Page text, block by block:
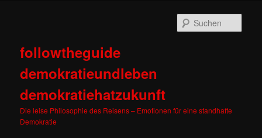
followtheguide
demokratieundleben
demokratiehatzukunft
Die leise Philosophie des Reisens – Emotionen für eine standhafte
Demokratie